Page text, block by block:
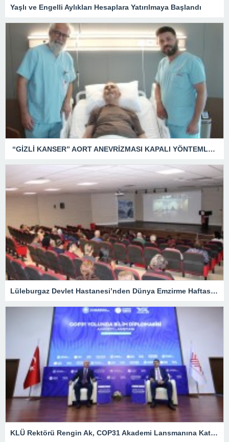
Yaşlı ve Engelli Aylıkları Hesaplara Yatırılmaya Başlandı
“GİZLİ KANSER” AORT ANEVRİZMASI KAPALI YÖNTEMLE TEDAVİ EDİLDİ
Lüleburgaz Devlet Hastanesi’nden Dünya Emzirme Haftası Katılımı
KLÜ Rektörü Rengin Ak, COP31 Akademi Lansmanına Katıldı